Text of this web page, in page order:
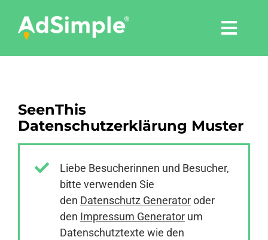
content
Tools
Pressemitteilungen
SeenThis
Datenschutzerklärung Muster
Liebe Besucherinnen und Besucher,
bitte verwenden Sie
den Datenschutz Generatoroder
den Impressum Generator um
Datenschutztexte wie den